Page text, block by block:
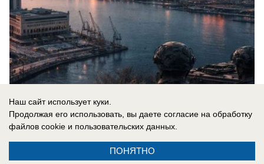
08.08.2026
Наш сайт использует куки.
Продолжая его использовать, вы даете согласие на обработку
файлов cookie и пользовательских данных.
ПОНЯТНО